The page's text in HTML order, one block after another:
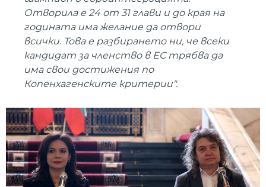
Отворила е 24 от 31 глави и до края на
годината има желание да отвори
всички. Това е разбирането ни, че всеки
кандидат за членство в ЕС трябва да
има свои достижения по
Копенхагенските критерии".